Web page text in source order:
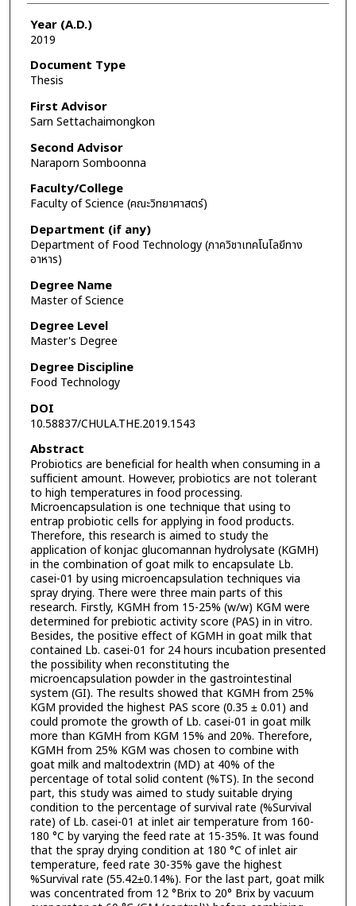
Year (A.D.)
2019
Document Type
Thesis
First Advisor
Sarn Settachaimongkon
Second Advisor
Naraporn Somboonna
Faculty/College
Faculty of Science (คณะวิทยาศาสตร์)
Department (if any)
Department of Food Technology (ภาควิชาเทคโนโลยีทาง
อาหาร)
Degree Name
Master of Science
Degree Level
Master's Degree
Degree Discipline
Food Technology
DOI
10.58837/CHULA.THE.2019.1543
Abstract
Probiotics are beneficial for health when consuming in a
sufficient amount. However, probiotics are not tolerant
to high temperatures in food processing.
Microencapsulation is one technique that using to
entrap probiotic cells for applying in food products.
Therefore, this research is aimed to study the
application of konjac glucomannan hydrolysate (KGMH)
in the combination of goat milk to encapsulate Lb.
casei-01 by using microencapsulation techniques via
spray drying. There were three main parts of this
research. Firstly, KGMH from 15-25% (w/w) KGM were
determined for prebiotic activity score (PAS) in in vitro.
Besides, the positive effect of KGMH in goat milk that
contained Lb. casei-01 for 24 hours incubation presented
the possibility when reconstituting the
microencapsulation powder in the gastrointestinal
system (GI). The results showed that KGMH from 25%
KGM provided the highest PAS score (0.35 ± 0.01) and
could promote the growth of Lb. casei-01 in goat milk
more than KGMH from KGM 15% and 20%. Therefore,
KGMH from 25% KGM was chosen to combine with
goat milk and maltodextrin (MD) at 40% of the
percentage of total solid content (%TS). In the second
part, this study was aimed to study suitable drying
condition to the percentage of survival rate (%Survival
rate) of Lb. casei-01 at inlet air temperature from 160-
180 °C by varying the feed rate at 15-35%. It was found
that the spray drying condition at 180 °C of inlet air
temperature, feed rate 30-35% gave the highest
%Survival rate (55.42±0.14%). For the last part, goat milk
was concentrated from 12 °Brix to 20° Brix by vacuum